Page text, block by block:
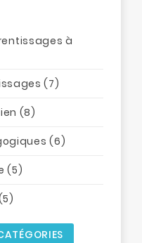
à
(7)
(8)
(6)
(5)